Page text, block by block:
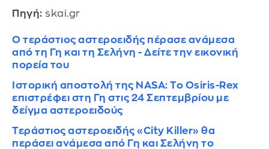
Πηγή: skai.gr
Ο τεράστιος αστεροειδής πέρασε ανάμεσα
από τη Γη και τη Σελήνη - Δείτε την εικονική
πορεία του
Ιστορική αποστολή της NASA: Το Osiris-Rex
επιστρέφει στη Γη στις 24 Σεπτεμβρίου με
δείγμα αστεροειδούς
Τεράστιος αστεροειδής «City Killer» θα
περάσει ανάμεσα από Γη και Σελήνη το